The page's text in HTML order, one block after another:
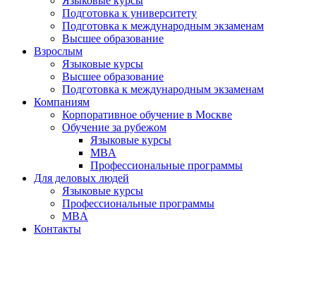
Подготовка к университету
Подготовка к международным экзаменам
Высшее образование
Взрослым
Языковые курсы
Высшее образование
Подготовка к международным экзаменам
Компаниям
Корпоративное обучение в Москве
Обучение за рубежом
Языковые курсы
MBA
Профессиональные программы
Для деловых людей
Языковые курсы
Профессиональные программы
MBA
Контакты